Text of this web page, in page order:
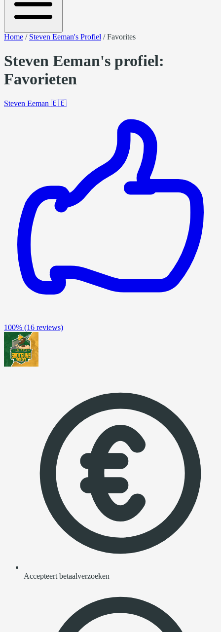
Home / Steven Eeman's Profiel /Favorites
Steven Eeman's profiel:
Favorieten
Steven Eeman 🇧🇪
100% (16 reviews)
Accepteert betaalverzoeken